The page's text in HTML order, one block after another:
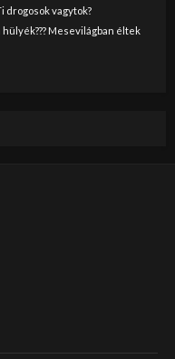
drogosok vagytok?
Mesevilágban éltek